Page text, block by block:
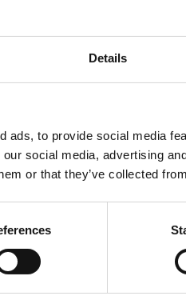
Details
ads, to provide social media
social media, advertising
or that they’ve collected